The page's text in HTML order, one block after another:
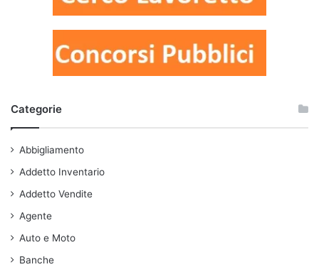
Categorie
Abbigliamento
Addetto Inventario
Addetto Vendite
Agente
Auto e Moto
Banche